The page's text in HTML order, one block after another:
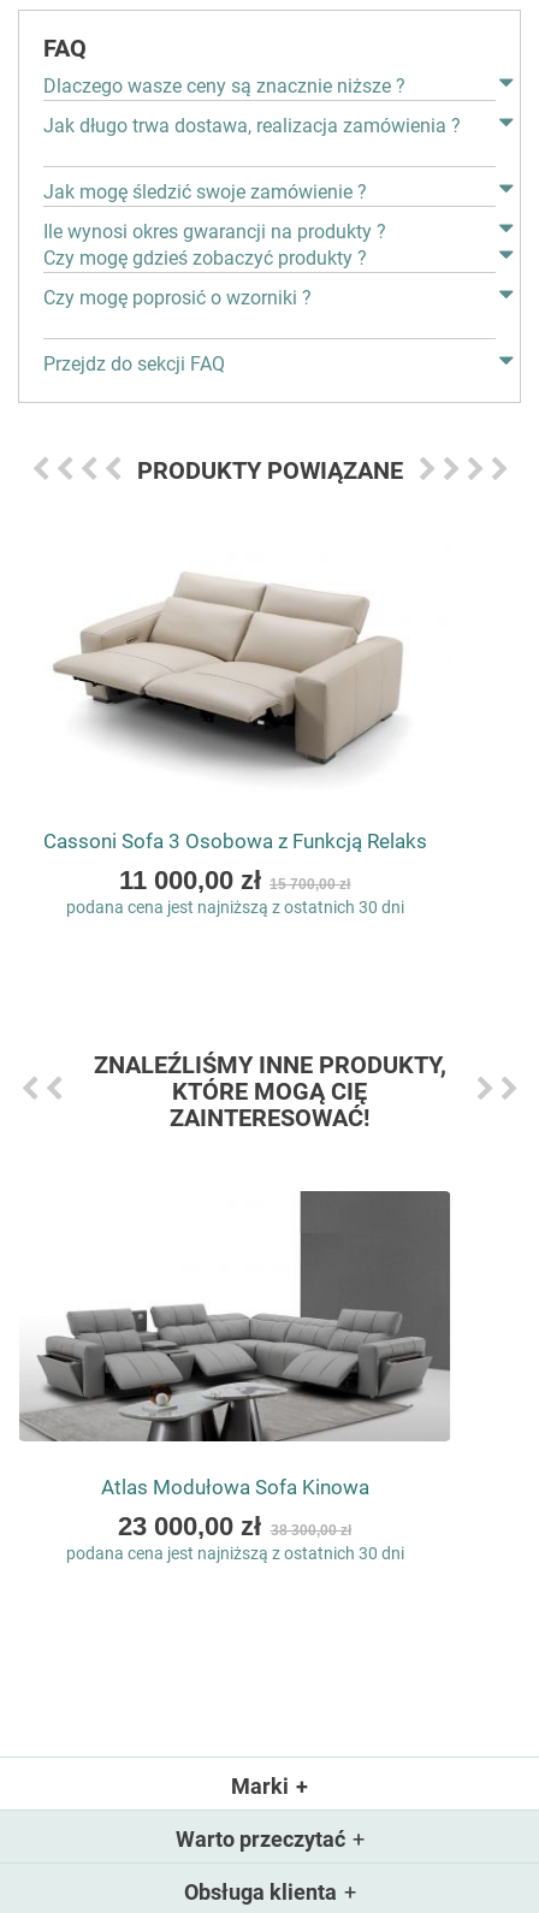
FAQ
Dlaczego wasze ceny są znacznie niższe ?
Jak długo trwa dostawa, realizacja zamówienia ?
Jak mogę śledzić swoje zamówienie ?
Ile wynosi okres gwarancji na produkty ?
Czy mogę gdzieś zobaczyć produkty ?
Czy mogę poprosić o wzorniki ?
Przejdz do sekcji FAQ
PRODUKTY POWIĄZANE
Cassoni Sofa 3 Osobowa z Funkcją Relaks
As
low
11 000,00 zł 15 700,00 zł
podana cena jest najniższą z ostatnich 30 dni
ZNALEŹLIŚMY INNE PRODUKTY,
KTÓRE MOGĄ CIĘ
ZAINTERESOWAĆ!
Atlas Modułowa Sofa Kinowa
As
low
23 000,00 zł 38 300,00 zł
podana cena jest najniższą z ostatnich 30 dni
Marki
Warto przeczytać
Obsługa klienta